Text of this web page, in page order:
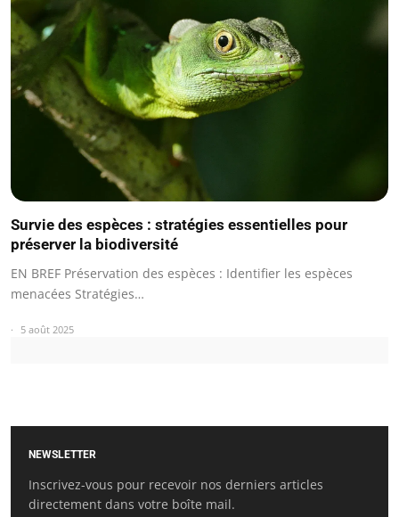
Survie des espèces : stratégies essentielles pour
préserver la biodiversité
EN BREF Préservation des espèces : Identifier les espèces
menacées Stratégies…
5 août 2025
NEWSLETTER
Inscrivez-vous pour recevoir nos derniers articles
directement dans votre boîte mail.